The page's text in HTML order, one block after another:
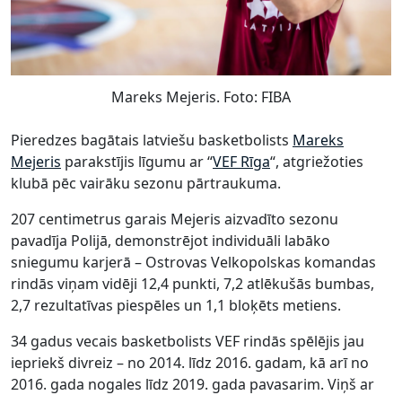
Mareks Mejeris. Foto: FIBA
Pieredzes bagātais latviešu basketbolists Mareks
Mejeris parakstījis līgumu ar “VEF Rīga“, atgriežoties
klubā pēc vairāku sezonu pārtraukuma.
207 centimetrus garais Mejeris aizvadīto sezonu
pavadīja Polijā, demonstrējot individuāli labāko
sniegumu karjerā – Ostrovas Velkopolskas komandas
rindās viņam vidēji 12,4 punkti, 7,2 atlēkušās bumbas,
2,7 rezultatīvas piespēles un 1,1 bloķēts metiens.
34 gadus vecais basketbolists VEF rindās spēlējis jau
iepriekš divreiz – no 2014. līdz 2016. gadam, kā arī no
2016. gada nogales līdz 2019. gada pavasarim. Viņš ar